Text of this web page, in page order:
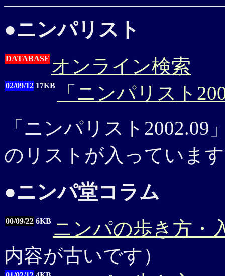
●ニンパリスト
DATABASE オンライン検索
02/09/12 17KB
「ニンパリスト
「ニンパリスト2002.09
のリストが入っていま
●ニンパ堂コラム
00/09/22 6KB ニンパの歩き方・
内容が古いです）